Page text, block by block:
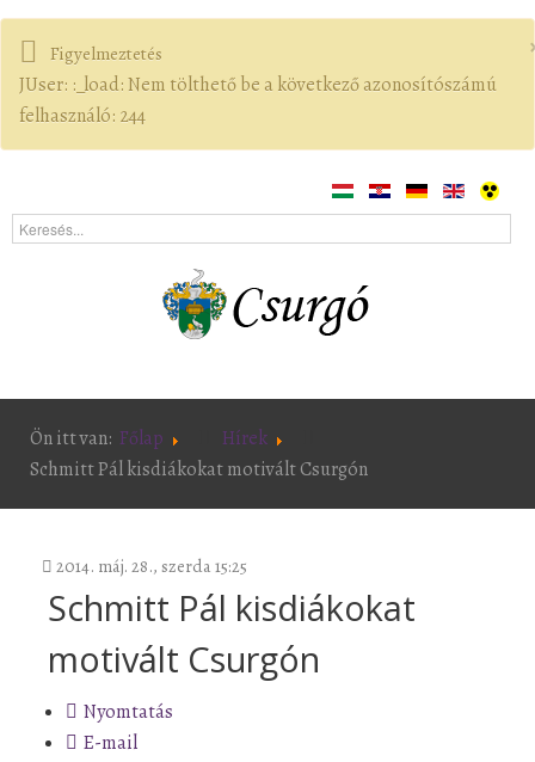
Figyelmeztetés
JUser: :_load: Nem tölthető be a következő azonosítószámú
felhasználó: 244
Ön itt van: Főlap
Hírek
Schmitt Pál kisdiákokat motivált Csurgón
2014. máj. 28., szerda 15:25
Schmitt Pál kisdiákokat
motivált Csurgón
Nyomtatás
E-mail